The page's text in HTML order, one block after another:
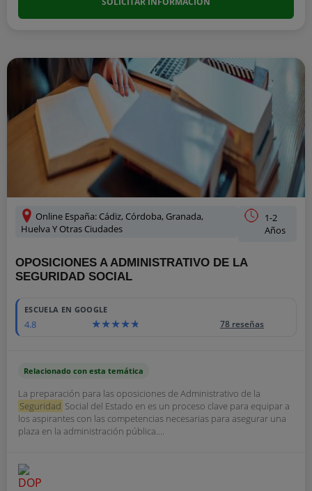
Online España: Cádiz, Córdoba, Granada,
Huelva Y Otras Ciudades
1-2
Años
OPOSICIONES A ADMINISTRATIVO DE LA
SEGURIDAD SOCIAL
ESCUELA EN GOOGLE
4.8 78 reseñas
Relacionado con esta temática
La preparación para las oposiciones de Administrativo de la
Seguridad Social del Estado en es un proceso clave para equipar a
los aspirantes con las competencias necesarias para asegurar una
plaza en la administración pública....